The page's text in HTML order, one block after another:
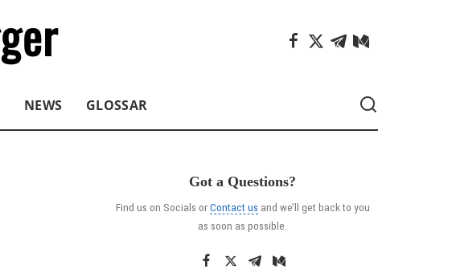
NEWS GLOSSAR
Got a Questions?
Find us on Socials orContact us and we’ll get back to you
as soon as possible.